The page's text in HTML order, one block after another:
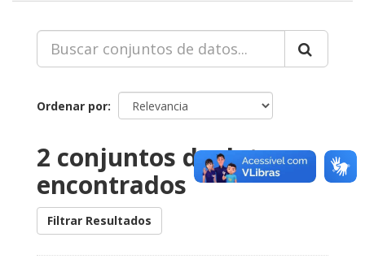
Ordenar por
2 conjuntos de datos
encontrados
Filtrar Resultados